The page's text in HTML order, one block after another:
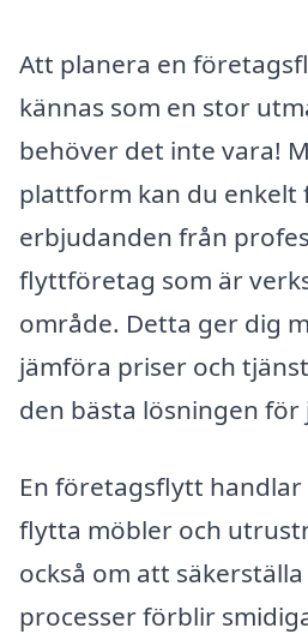
Att planera en
kännas som en stor
behöver det inte vara!
plattform kan du enkelt
erbjudanden från
flyttföretag som är
område. Detta ger dig
jämföra priser och
den bästa lösningen
En företagsflytt
flytta möbler och
också om att
processer förblir